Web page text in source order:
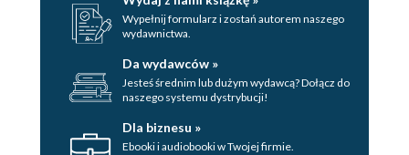
Dostosowywanie pulpitu (159)
Dostosowywanie działania myszy (159)
Konfigurowanie rozdzielczości
wyświetlania (161)
Dostosowywanie paneli (162)
Konfigurowanie wygaszacza ekranu
Wypełnij formularz i zostań autorem naszego
wydawnictwa.
Da wydawców »
Jesteś średnim lub dużym wydawcą? Dołącz do
naszego systemu dystrybucji!
Dla biznesu »
Ebooki i audiobooki w Twojej firmie.